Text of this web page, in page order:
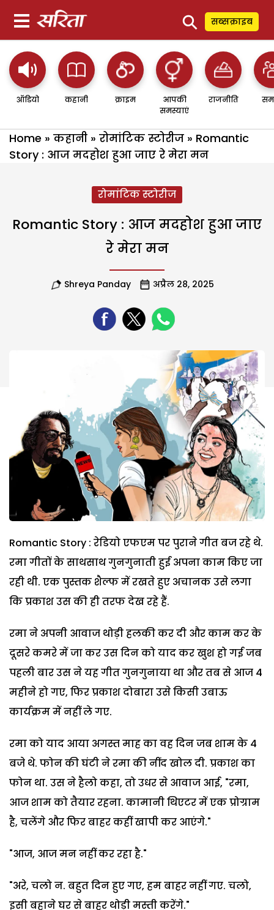
⚲ सब्सक्राइब
ऑडियो कहानी क्राइम
आपकी
समस्याएं
राजनीति
Home » कहानी » रोमांटिक स्टोरीज » Romantic
Story : आज मदहोश हुआ जाए रे मेरा मन
रोमांटिक स्टोरीज
Romantic Story : आज मदहोश हुआ जाए
रे मेरा मन
Shreya Panday अप्रैल 28, 2025
Romantic Story : रेडियो एफएम पर पुराने गीत बज रहे थे.
रमा गीतों के साथसाथ गुनगुनाती हुई अपना काम किए जा
रही थी. एक पुस्तक शैल्फ में रखते हुए अचानक उसे लगा
कि प्रकाश उस की ही तरफ देख रहे हैं.
रमा ने अपनी आवाज थोड़ी हलकी कर दी और काम कर के
दूसरे कमरे में जा कर उस दिन को याद कर खुश हो गई जब
पहली बार उस ने यह गीत गुनगुनाया था और तब से आज 4
महीने हो गए, फिर प्रकाश दोबारा उसे किसी उबाऊ
कार्यक्रम में नहीं ले गए.
रमा को याद आया अगस्त माह का वह दिन जब शाम के 4
बजे थे. फोन की घंटी ने रमा की नींद खोल दी. प्रकाश का
फोन था. उस ने हैलो कहा, तो उधर से आवाज आई, "रमा,
आज शाम को तैयार रहना. कामानी थिएटर में एक प्रोग्राम
है, चलेंगे और फिर बाहर कहीं खापी कर आएंगे."
"आज, आज मन नहीं कर रहा है."
"अरे, चलो न. बहुत दिन हुए गए, हम बाहर नहीं गए. चलो,
इसी बहाने घर से बाहर थोड़ी मस्ती करेंगे."